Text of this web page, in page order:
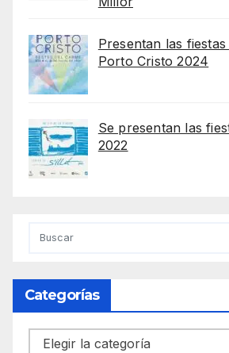
Presentan las
Porto Cristo 2024
Se presentan las
2022
Categorías
Categorías